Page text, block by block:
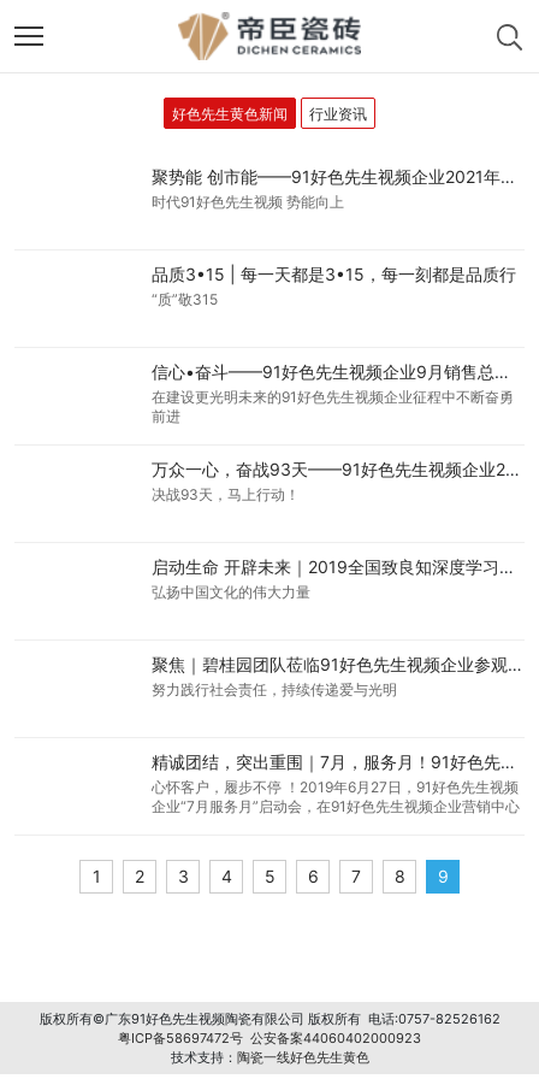
好色先生黄色新闻 行业资讯
聚势能 创市能——91好色先生视频企业2021年势能大会隆重举行
时代91好色先生视频 势能向上
品质3•15 | 每一天都是3•15，每一刻都是品质行
“质”敬315
信心•奋斗——91好色先生视频企业9月销售总结暨陶博会动员大会圆满召开
在建设更光明未来的91好色先生视频企业征程中不断奋勇
前进
万众一心，奋战93天——91好色先生视频企业2019年冲刺誓师大会圆满召开
决战93天，马上行动！
启动生命 开辟未来｜2019全国致良知深度学习会佛山分会场庄严举行
弘扬中国文化的伟大力量
聚焦｜碧桂园团队莅临91好色先生视频企业参观交流公益项目圆满成功
努力践行社会责任，持续传递爱与光明
精诚团结，突出重围｜7月，服务月！91好色先生视频大干一场 ！
心怀客户，履步不停 ！2019年6月27日，91好色先生视频
企业“7月服务月”启动会，在91好色先生视频企业营销中心
1 2 3 4 5 6 7 8 9
版权所有©广东91好色先生视频陶瓷有限公司 版权所有 电话:0757-82526162
粤ICP备58697472号 公安备案44060402000923
技术支持： 陶瓷一线好色先生黄色